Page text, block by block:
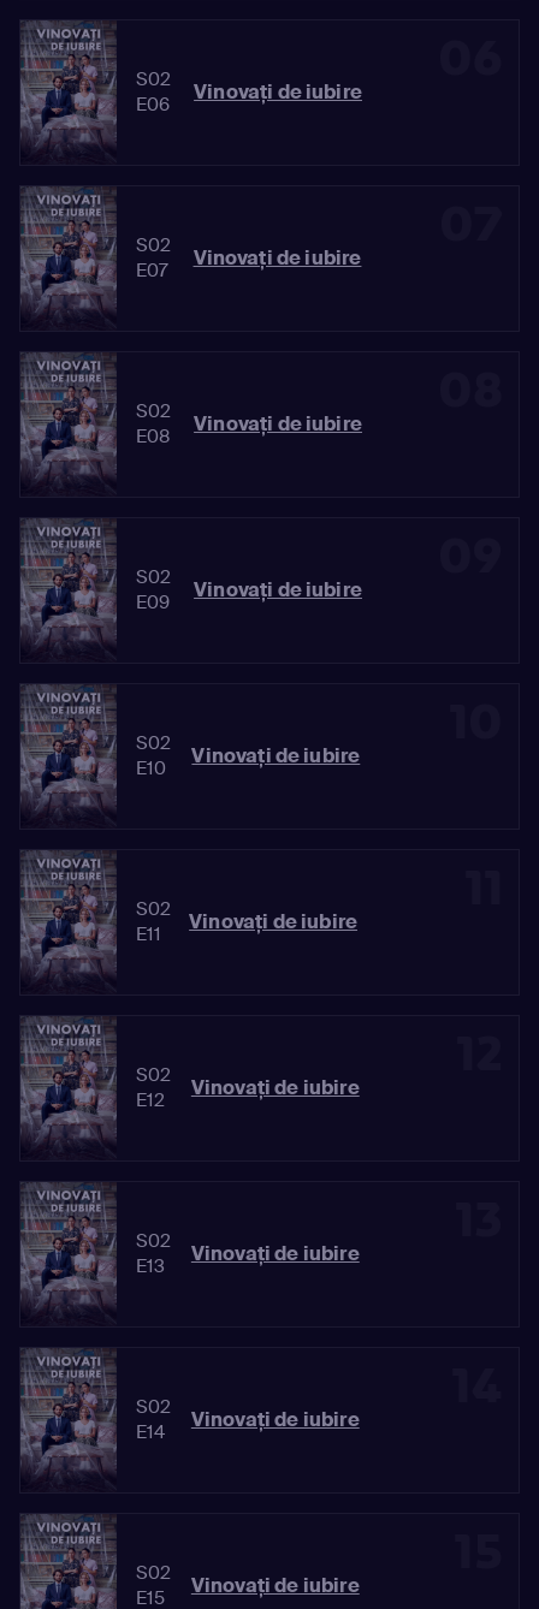
S02
E06
Vinovaţi de iubire
S02
E07
Vinovaţi de iubire
S02
E08
Vinovaţi de iubire
S02
E09
Vinovaţi de iubire
S02
E10
Vinovaţi de iubire
S02
E11
Vinovaţi de iubire
S02
E12
Vinovaţi de iubire
S02
E13
Vinovaţi de iubire
S02
E14
Vinovaţi de iubire
S02
E15
Vinovaţi de iubire